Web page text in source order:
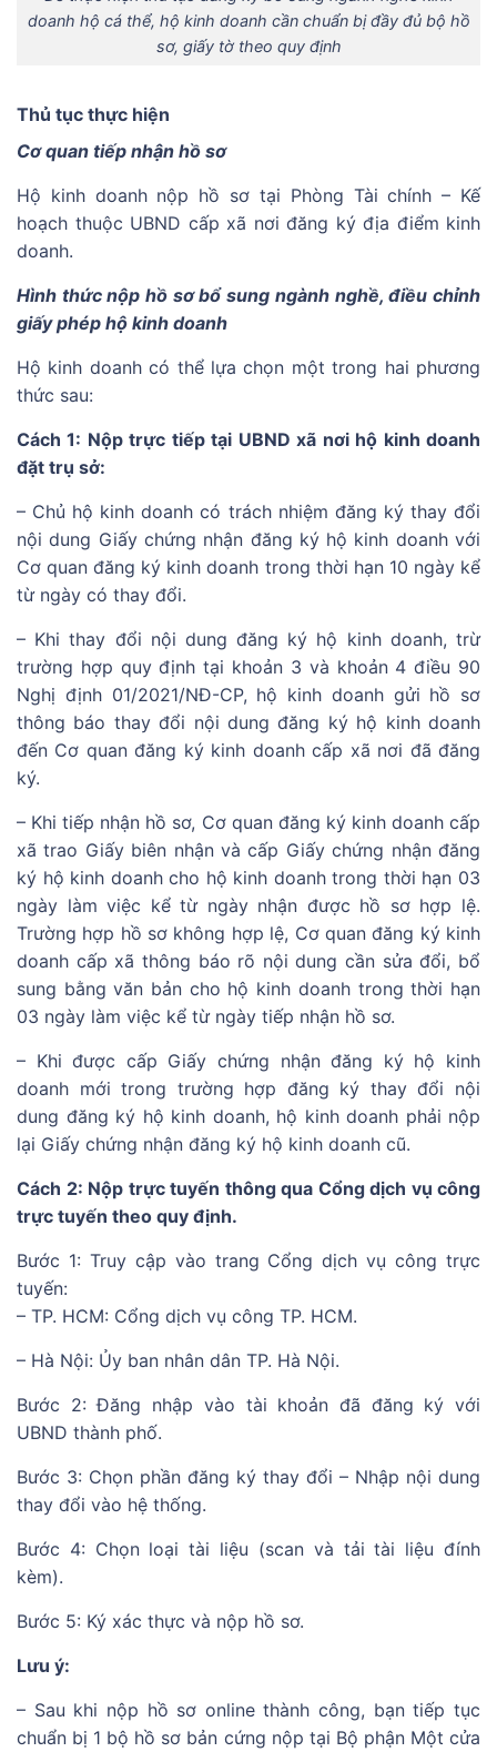
doanh hộ cá thể, hộ kinh doanh cần chuẩn bị đầy đủ bộ hồ
sơ, giấy tờ theo quy định
Thủ tục thực hiện
Cơ quan tiếp nhận hồ sơ
Hộ kinh doanh nộp hồ sơ tại Phòng Tài chính – Kế
hoạch thuộc UBND cấp xã nơi đăng ký địa điểm kinh
doanh.
Hình thức nộp hồ sơ bổ sung ngành nghề, điều chỉnh
giấy phép hộ kinh doanh
Hộ kinh doanh có thể lựa chọn một trong hai phương
thức sau:
Cách 1: Nộp trực tiếp tại UBND xã nơi hộ kinh doanh
đặt trụ sở:
– Chủ hộ kinh doanh có trách nhiệm đăng ký thay đổi
nội dung Giấy chứng nhận đăng ký hộ kinh doanh với
Cơ quan đăng ký kinh doanh trong thời hạn 10 ngày kể
từ ngày có thay đổi.
– Khi thay đổi nội dung đăng ký hộ kinh doanh, trừ
trường hợp quy định tại khoản 3 và khoản 4 điều 90
Nghị định 01/2021/NĐ-CP, hộ kinh doanh gửi hồ sơ
thông báo thay đổi nội dung đăng ký hộ kinh doanh
đến Cơ quan đăng ký kinh doanh cấp xã nơi đã đăng
ký.
– Khi tiếp nhận hồ sơ, Cơ quan đăng ký kinh doanh cấp
xã trao Giấy biên nhận và cấp Giấy chứng nhận đăng
ký hộ kinh doanh cho hộ kinh doanh trong thời hạn 03
ngày làm việc kể từ ngày nhận được hồ sơ hợp lệ.
Trường hợp hồ sơ không hợp lệ, Cơ quan đăng ký kinh
doanh cấp xã thông báo rõ nội dung cần sửa đổi, bổ
sung bằng văn bản cho hộ kinh doanh trong thời hạn
03 ngày làm việc kể từ ngày tiếp nhận hồ sơ.
– Khi được cấp Giấy chứng nhận đăng ký hộ kinh
doanh mới trong trường hợp đăng ký thay đổi nội
dung đăng ký hộ kinh doanh, hộ kinh doanh phải nộp
lại Giấy chứng nhận đăng ký hộ kinh doanh cũ.
Cách 2: Nộp trực tuyến thông qua Cổng dịch vụ công
trực tuyến theo quy định.
Bước 1: Truy cập vào trang Cổng dịch vụ công trực
tuyến:
– TP. HCM: Cổng dịch vụ công TP. HCM.
– Hà Nội: Ủy ban nhân dân TP. Hà Nội.
Bước 2: Đăng nhập vào tài khoản đã đăng ký với
UBND thành phố.
Bước 3: Chọn phần đăng ký thay đổi – Nhập nội dung
thay đổi vào hệ thống.
Bước 4: Chọn loại tài liệu (scan và tải tài liệu đính
kèm).
Bước 5: Ký xác thực và nộp hồ sơ.
Lưu ý:
– Sau khi nộp hồ sơ online thành công, bạn tiếp tục
chuẩn bị 1 bộ hồ sơ bản cứng nộp tại Bộ phận Một cửa